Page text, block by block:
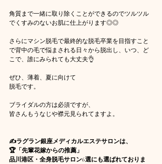
角質まで一緒に取り除くことができるのでツルツル
でくすみのないお肌に仕上がります◎◎
さらにマシン脱毛で最終的な脱毛卒業を目指すこと
で背中の毛で悩まされる日々から脱出し、いつ、ど
こで、誰にみられても大丈夫👌
ぜひ、薄着、夏に向けて
脱毛です。
ブライダルの方は必須ですが、
皆さんもうなじや襟元見られてますよ。
✍️ラグラン銀座メディカルエステサロンは、
🏆「先輩花嫁からの推薦」
品川港区・全身脱毛サロン6選にも選ばれておりま